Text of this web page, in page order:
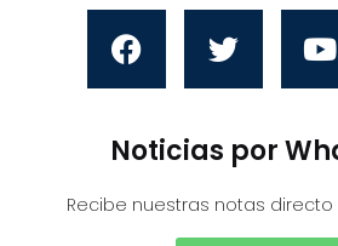
Noticias por
Recibe nuestras notas directo